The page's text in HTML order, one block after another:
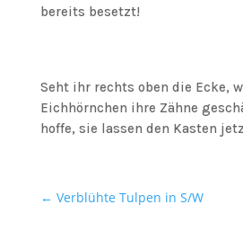
bereits besetzt!
Seht ihr rechts oben die Ecke,
Eichhörnchen ihre Zähne
hoffe, sie lassen den Kasten
← Verblühte Tulpen in S/W